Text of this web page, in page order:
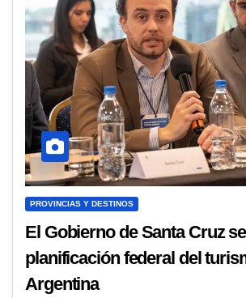
PROVINCIAS Y DESTINOS
El Gobierno de Santa Cruz
planificación federal del
Argentina